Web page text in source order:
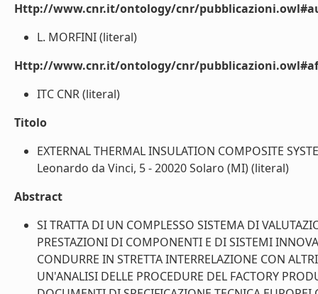
Http://www.cnr.it/ontology/cnr/
L. MORFINI (literal)
Http://www.cnr.it/ontology/cnr/
ITC CNR (literal)
Titolo
EXTERNAL THERMAL INSULATION COMPOSITE
Leonardo da Vinci, 5 - 20020 Solaro (MI) (literal)
Abstract
SI TRATTA DI UN COMPLESSO SISTEMA DI
PRESTAZIONI DI COMPONENTI E DI SISTEMI
CONDURRE IN STRETTA INTERRELAZIONE CON
UN'ANALISI DELLE PROCEDURE DEL FACTORY